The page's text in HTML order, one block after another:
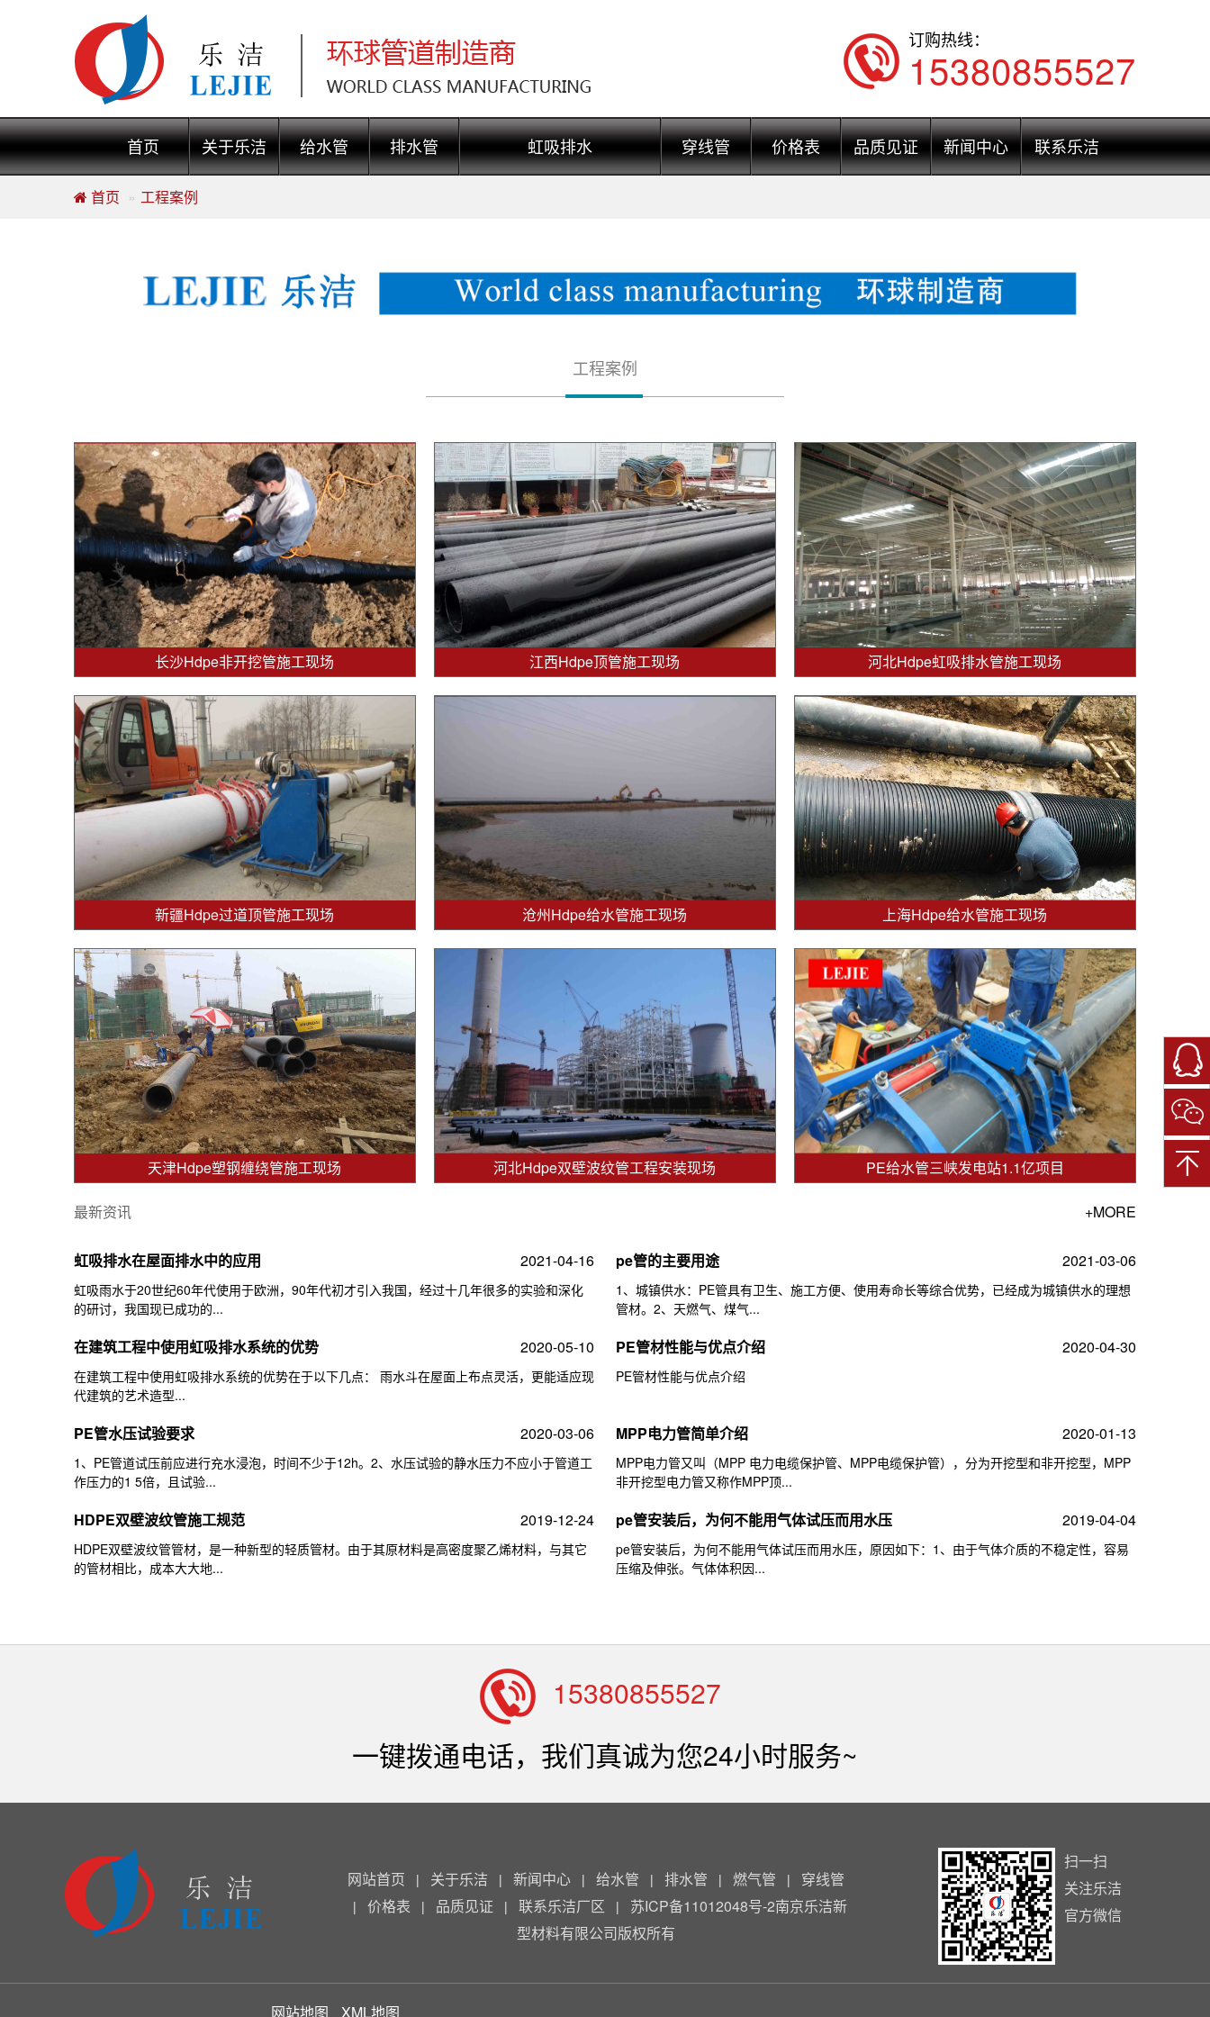
订购热线：
15380855527
首页 关于乐洁 给水管 排水管 虹吸排水 穿线管 价格表 品质见证 新闻中心 联系乐洁
首页 工程案例
工程案例
长沙Hdpe非开挖管施工现场 江西Hdpe顶管施工现场 河北Hdpe虹吸排水管施工现场
新疆Hdpe过道顶管施工现场 沧州Hdpe给水管施工现场 上海Hdpe给水管施工现场
天津Hdpe塑钢缠绕管施工现场 河北Hdpe双壁波纹管工程安装现场 PE给水管三峡发电站1.1亿项目
最新资讯 +MORE
虹吸排水在屋面排水中的应用 2021-04-16
虹吸雨水于20世纪60年代使用于欧洲，90年代初才引入我国，经过十几年很多的实验和深化
的研讨，我国现已成功的...
pe管的主要用途 2021-03-06
1、城镇供水：PE管具有卫生、施工方便、使用寿命长等综合优势，已经成为城镇供水的理想
管材。2、天燃气、煤气...
在建筑工程中使用虹吸排水系统的优势 2020-05-10
在建筑工程中使用虹吸排水系统的优势在于以下几点： 雨水斗在屋面上布点灵活，更能适应现
代建筑的艺术造型...
PE管材性能与优点介绍 2020-04-30
PE管材性能与优点介绍
PE管水压试验要求 2020-03-06
1、PE管道试压前应进行充水浸泡，时间不少于12h。2、水压试验的静水压力不应小于管道工
作压力的1 5倍，且试验...
MPP电力管简单介绍 2020-01-13
MPP电力管又叫（MPP 电力电缆保护管、MPP电缆保护管），分为开挖型和非开挖型，MPP
非开挖型电力管又称作MPP顶...
HDPE双壁波纹管施工规范 2019-12-24
HDPE双壁波纹管管材，是一种新型的轻质管材。由于其原材料是高密度聚乙烯材料，与其它
的管材相比，成本大大地...
pe管安装后，为何不能用气体试压而用水压 2019-04-04
pe管安装后，为何不能用气体试压而用水压，原因如下：1、由于气体介质的不稳定性，容易
压缩及伸张。气体体积因...
15380855527
一键拨通电话，我们真诚为您24小时服务~
网站首页 | 关于乐洁 | 新闻中心 | 给水管 | 排水管 | 燃气管 | 穿线管
| 价格表 | 品质见证 | 联系乐洁厂区 | 苏ICP备11012048号-2南京乐洁新
型材料有限公司版权所有
扫一扫
关注乐洁
官方微信
网站地图 XML地图
微
信
扫
一
扫
关
注